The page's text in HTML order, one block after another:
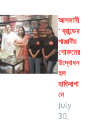
আসমানী
‘ ব্রান্ডের
পাঞ্জাবীর
শোরুমের
উদ্বোধন
হল
হাতিবাগা
নে
July
30,